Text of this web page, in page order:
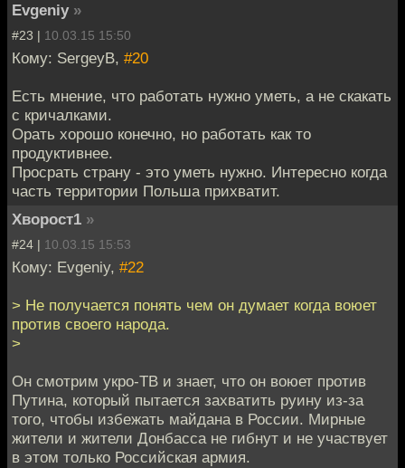
Evgeniy »
#23 | 10.03.15 15:50
Кому: SergeyB, #20
Есть мнение, что работать нужно уметь, а не скакать
с кричалками.
Орать хорошо конечно, но работать как то
продуктивнее.
Просрать страну - это уметь нужно. Интересно когда
часть территории Польша прихватит.
Хворост1 »
#24 | 10.03.15 15:53
Кому: Evgeniy, #22
> Не получается понять чем он думает когда воюет
против своего народа.
>
Он смотрим укро-ТВ и знает, что он воюет против
Путина, который пытается захватить руину из-за
того, чтобы избежать майдана в России. Мирные
жители и жители Донбасса не гибнут и не участвует
в этом только Российская армия.